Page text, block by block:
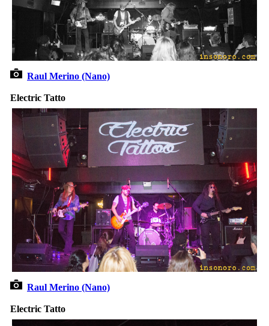
Raul Merino (Nano)
Electric Tatto
Raul Merino (Nano)
Electric Tatto